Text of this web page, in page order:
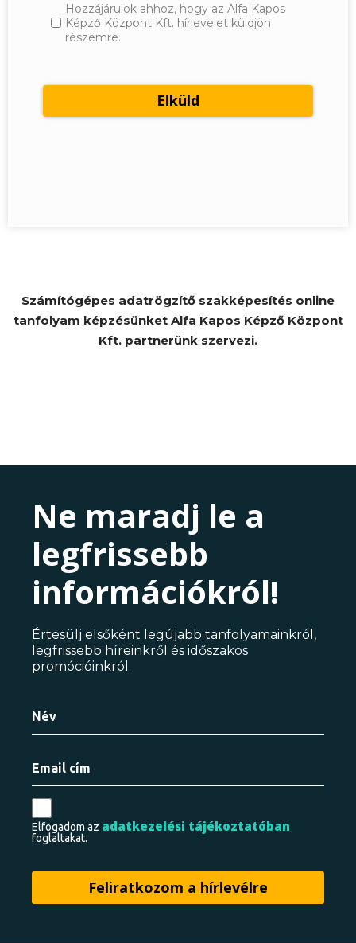
Hozzájárulok ahhoz, hogy az Alfa Kapos
Képző Központ Kft. hírlevelet küldjön
részemre.
Számítógépes adatrögzítő szakképesítés online
tanfolyam képzésünket Alfa Kapos Képző Központ
Kft. partnerünk szervezi.
Ne maradj le a
legfrissebb
információkról!
Értesülj elsőként legújabb tanfolyamainkról,
legfrissebb híreinkről és időszakos
promócióinkról.
Elfogadom az adatkezelési tájékoztatóban
foglaltakat.